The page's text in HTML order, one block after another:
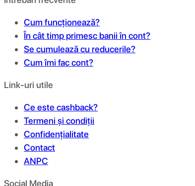
Cum funcționează?
În cât timp primesc banii în cont?
Se cumulează cu reducerile?
Cum îmi fac cont?
Link-uri utile
Ce este cashback?
Termeni și condiții
Confidențialitate
Contact
ANPC
Social Media